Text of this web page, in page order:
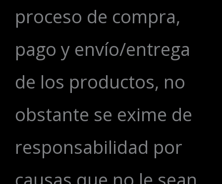
proceso de compra,
pago y envío/entrega
de los productos, no
obstante se exime de
responsabilidad por